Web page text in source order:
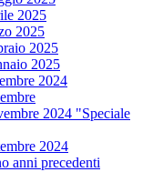
2025
2025
2025
2025
2024
2024 "Speciale
2024
anni precedenti